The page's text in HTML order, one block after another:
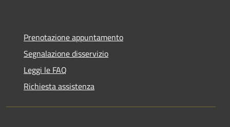
Prenotazione appuntamento
Segnalazione disservizio
Leggi le FAQ
Richiesta assistenza